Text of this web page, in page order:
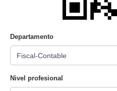
Departamento
Nivel profesional